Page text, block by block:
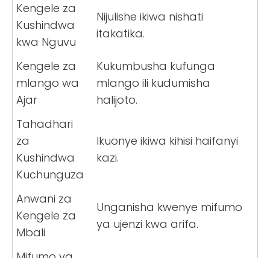
Kengele za
Kushindwa
kwa Nguvu
Nijulishe ikiwa nishati
itakatika.
Kengele za
mlango wa
Ajar
Kukumbusha kufunga
mlango ili kudumisha
halijoto.
Tahadhari
za
Kushindwa
Kuchunguza
Ikuonye ikiwa kihisi haifanyi
kazi.
Anwani za
Kengele za
Mbali
Unganisha kwenye mifumo
ya ujenzi kwa arifa.